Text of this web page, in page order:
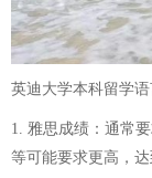
英迪大学本科留学
1. 雅思成绩：通常
等可能要求更高，达